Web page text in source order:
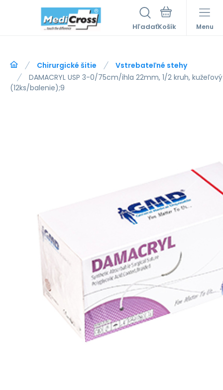
Hľadať Menu
Chirurgické šitie
Vstrebateľné stehy
DAMACRYL USP 3-0/75cm/ihla 22mm, 1/2 kruh,
(12ks/balenie);9